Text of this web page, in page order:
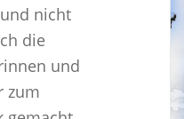
nicht
die
und
zum